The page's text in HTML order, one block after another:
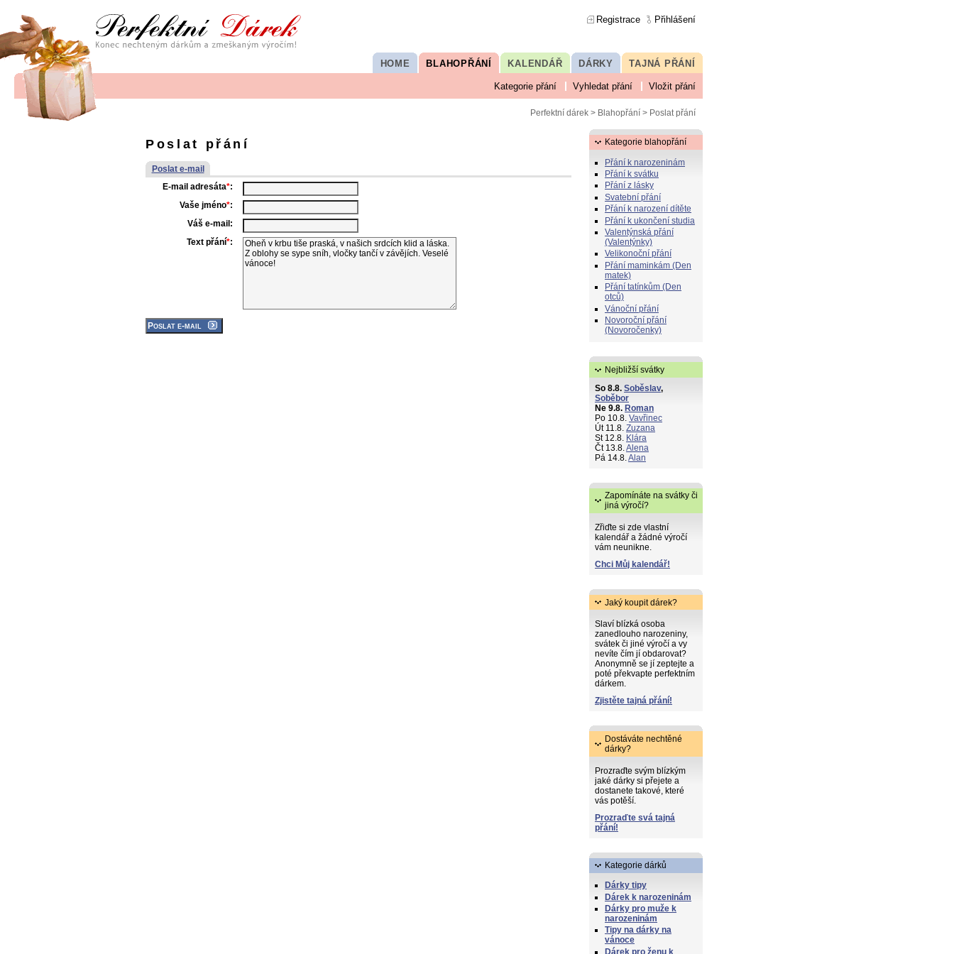
Registrace Přihlášení
TAJNÁ PŘÁNÍ
DÁRKY
KALENDÁŘ
BLAHOPŘÁNÍ
HOME
Kategorie přání Vyhledat přání Vložit přání
Perfektní dárek > Blahopřání > Poslat přání
Poslat přání
Poslat e-mail
E-mail adresáta*:
Vaše jméno*:
Váš e-mail:
Text přání*:
Kategorie blahopřání
Přání k narozeninám
Přání k svátku
Přání z lásky
Svatební přání
Přání k narození dítěte
Přání k ukončení studia
Valentýnská přání
(Valentýnky)
Velikonoční přání
Přání maminkám (Den
matek)
Přání tatínkům (Den
otců)
Vánoční přání
Novoroční přání
(Novoročenky)
Nejbližší svátky
So 8.8. Soběslav,
Soběbor
Ne 9.8. Roman
Po 10.8. Vavřinec
Út 11.8. Zuzana
St 12.8. Klára
Čt 13.8. Alena
Pá 14.8. Alan
Zapomínáte na svátky či
jiná výročí?
Zřiďte si zde vlastní
kalendář a žádné výročí
vám neunikne.
Chci Můj kalendář!
Jaký koupit dárek?
Slaví blízká osoba
zanedlouho narozeniny,
svátek či jiné výročí a vy
nevíte čím jí obdarovat?
Anonymně se jí zeptejte a
poté překvapte perfektním
dárkem.
Zjistěte tajná přání!
Dostáváte nechtěné
dárky?
Prozraďte svým blízkým
jaké dárky si přejete a
dostanete takové, které
vás potěší.
Prozraďte svá tajná
přání!
Kategorie dárků
Dárky tipy
Dárek k narozeninám
Dárky pro muže k
narozeninám
Tipy na dárky na
vánoce
Dárek pro ženu k